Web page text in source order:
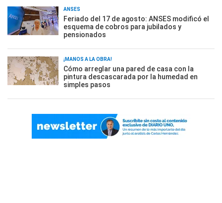
ANSES
Feriado del 17 de agosto: ANSES modificó el
esquema de cobros para jubilados y
pensionados
¡MANOS A LA OBRA!
Cómo arreglar una pared de casa con la
pintura descascarada por la humedad en
simples pasos